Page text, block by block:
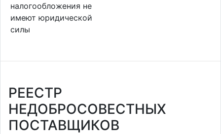
налогообложения не
имеют юридической
силы
РЕЕСТР
НЕДОБРОСОВЕСТНЫХ
ПОСТАВЩИКОВ